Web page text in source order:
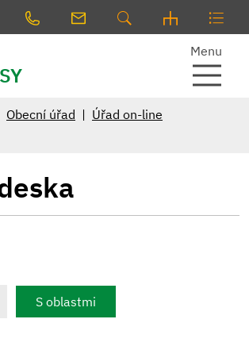
Menu
Obecní úřad
Úřad on-line
S oblastmi